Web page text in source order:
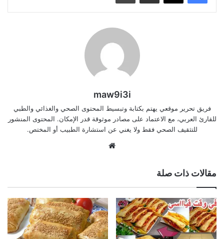
maw9i3i
فريق تحرير موقعي يهتم بكتابة وتبسيط المحتوى الصحي والغذائي والطبي
للقارئ العربي، مع الاعتماد على مصادر موثوقة قدر الإمكان. المحتوى المنشور
للتثقيف الصحي فقط ولا يغني عن استشارة الطبيب أو المختص.
مقالات ذات صلة